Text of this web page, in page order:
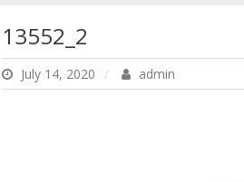
13552_2
July 14, 2020 admin